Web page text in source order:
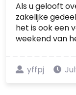
Als u gelooft
zakelijke
het is ook een
weekend van
yffpj